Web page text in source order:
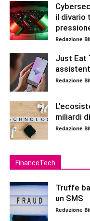
il divario
Redazione
Just Eat
Redazione
miliardi
Redazione
FinanceTech
Truffe
un SMS
Redazione